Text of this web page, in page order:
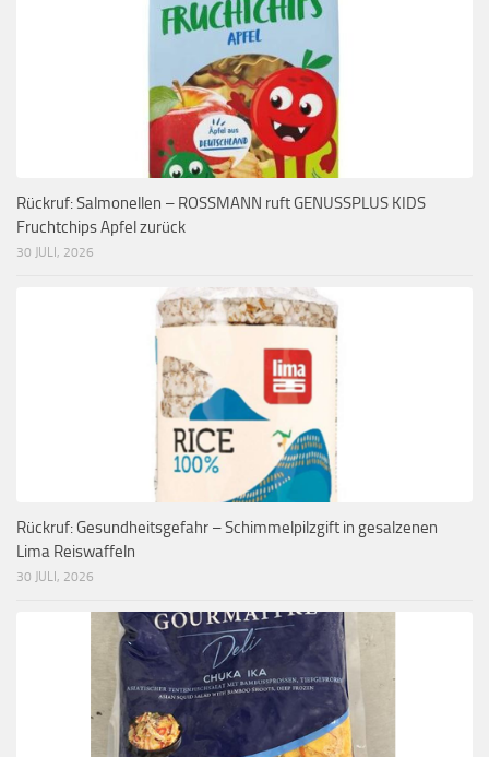
Rückruf: Salmonellen – ROSSMANN ruft GENUSSPLUS KIDS
Fruchtchips Apfel zurück
30 JULI, 2026
Rückruf: Gesundheitsgefahr – Schimmelpilzgift in gesalzenen
Lima Reiswaffeln
30 JULI, 2026